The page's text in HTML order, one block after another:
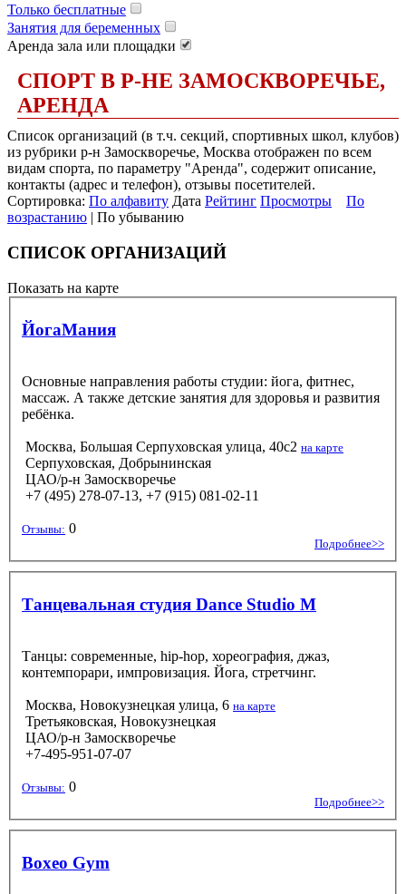
Только бесплатные
Занятия для беременных
Аренда зала или площадки
СПОРТ В Р-НЕ ЗАМОСКВОРЕЧЬЕ,
АРЕНДА
Список организаций (в т.ч. секций, спортивных школ, клубов)
из рубрики р-н Замоскворечье, Москва отображен по всем
видам спорта, по параметру "Аренда", содержит описание,
контакты (адрес и телефон), отзывы посетителей.
Сортировка: По алфавиту Дата Рейтинг Просмотры
По
возрастанию | По убыванию
СПИСОК ОРГАНИЗАЦИЙ
Показать на карте
ЙогаМания
Основные направления работы студии: йога, фитнес,
массаж. А также детские занятия для здоровья и развития
ребёнка.
Москва, Большая Серпуховская улица, 40с2 на карте
Серпуховская, Добрынинская
ЦАО/р-н Замоскворечье
+7 (495) 278-07-13, +7 (915) 081-02-11
Отзывы: 0
Подробнее>>
Танцевальная студия Dance Studio M
Танцы: современные, hip-hop, хореография, джаз,
контемпорари, импровизация. Йога, стретчинг.
Москва, Новокузнецкая улица, 6 на карте
Третьяковская, Новокузнецкая
ЦАО/р-н Замоскворечье
+7-495-951-07-07
Отзывы: 0
Подробнее>>
Boxeo Gym